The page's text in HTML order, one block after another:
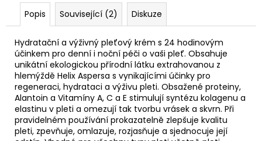
Popis Související (2) Diskuze
Hydratační a výživný pleťový krém s 24 hodinovým
účinkem pro denní i noční péči o vaši pleť. Obsahuje
unikátní ekologickou přírodní látku extrahovanou z
hlemýždě Helix Aspersa s vynikajícími účinky pro
regeneraci, hydrataci a výživu pleti. Obsažené proteiny,
Alantoin a Vitamíny A, C a E stimulují syntézu kolagenu a
elastinu v pleti a omezují tak tvorbu vrásek a skvrn. Při
pravidelném používání prokazatelně zlepšuje kvalitu
pleti, zpevňuje, omlazuje, rozjasňuje a sjednocuje její
u
č
u
j
e
m
e